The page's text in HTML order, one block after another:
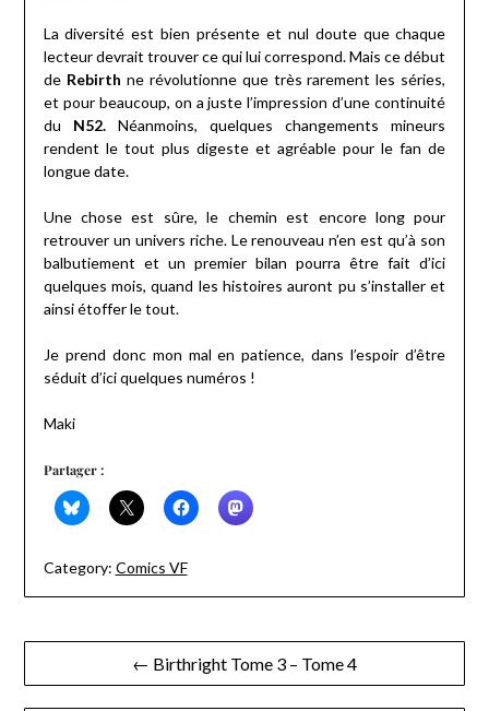
La diversité est bien présente et nul doute que chaque
lecteur devrait trouver ce qui lui correspond. Mais ce début
de Rebirth ne révolutionne que très rarement les séries,
et pour beaucoup, on a juste l’impression d’une continuité
du N52. Néanmoins, quelques changements mineurs
rendent le tout plus digeste et agréable pour le fan de
longue date.
Une chose est sûre, le chemin est encore long pour
retrouver un univers riche. Le renouveau n’en est qu’à son
balbutiement et un premier bilan pourra être fait d’ici
quelques mois, quand les histoires auront pu s’installer et
ainsi étoffer le tout.
Je prend donc mon mal en patience, dans l’espoir d’être
séduit d’ici quelques numéros !
Maki
Partager :
Category: Comics VF
Navigation
de
← Birthright Tome 3 – Tome 4